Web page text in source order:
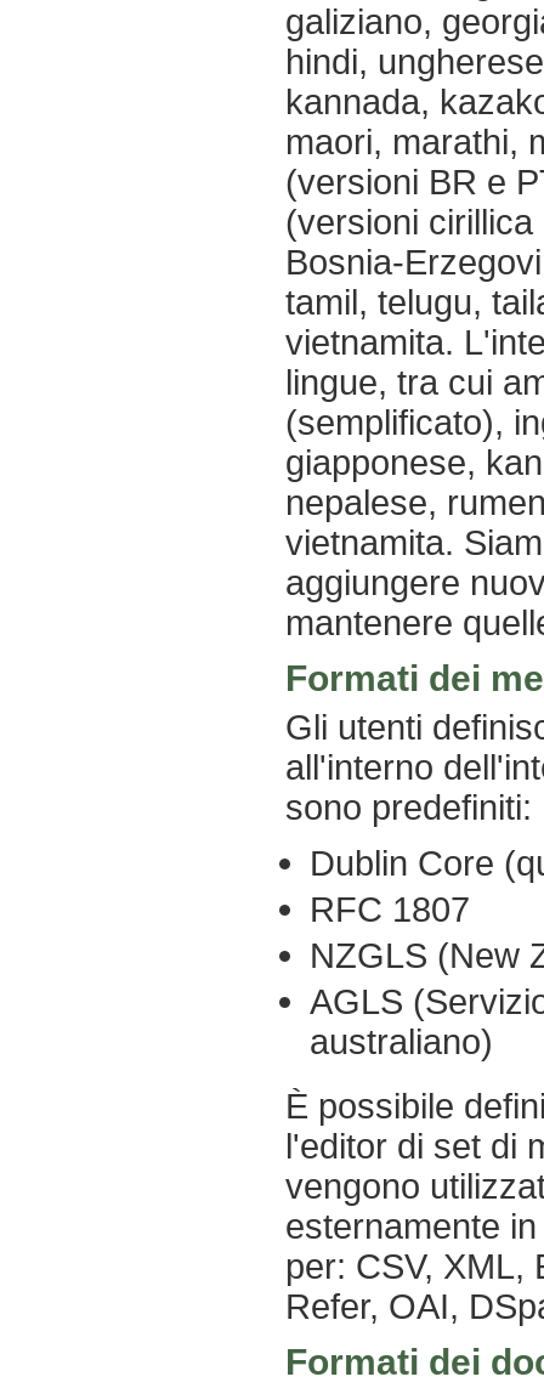
galiziano,
hindi,
kannada,
maori, marathi,
(versioni BR e
(versioni
Bosnia-
tamil, telugu,
vietnamita.
lingue, tra cui
(semplificato),
giapponese,
nepalese,
vietnamita.
aggiungere
mantenere
Formati dei
Gli utenti
all'interno
sono predefiniti:
Dublin Core
RFC 1807
NZGLS (New
AGLS
australiano)
È possibile
l'editor di set di
vengono
esternamente
per: CSV, XML,
Refer, OAI,
Formati dei